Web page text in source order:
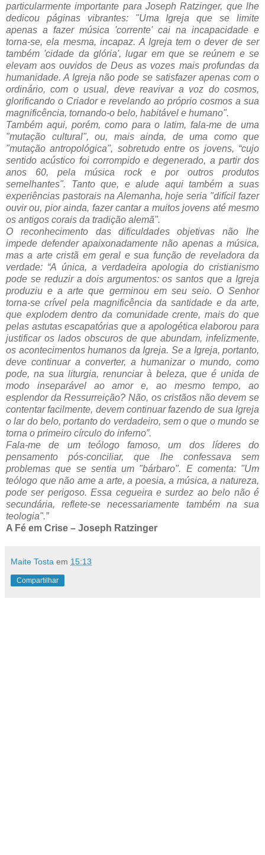
particularmente importante para Joseph Ratzinger, que lhe
dedicou páginas vibrantes: "Uma Igreja que se limite
apenas a fazer música 'corrente' cai na incapacidade e
torna-se, ela mesma, incapaz. A Igreja tem o dever de ser
também 'cidade da glória', lugar em que se reúnem e se
elevam aos ouvidos de Deus as vozes mais profundas da
humanidade. A Igreja não pode se satisfazer apenas com o
ordinário, com o usual, deve reavivar a voz do cosmos,
glorificando o Criador e revelando ao próprio cosmos a sua
magnificência, tornando-o belo, habitável e humano".
Também aqui, porém, como para o latim, fala-me de uma
"mutação cultural", ou, mais ainda, de uma como que
"mutação antropológica", sobretudo entre os jovens, “cujo
sentido acústico foi corrompido e degenerado, a partir dos
anos 60, pela música rock e por outros produtos
semelhantes". Tanto que, e alude aqui também a suas
experiências pastorais na Alemanha, hoje seria "difícil fazer
ouvir ou, pior ainda, fazer cantar a muitos jovens até mesmo
os antigos corais da tradição alemã".
O reconhecimento das dificuldades objetivas não lhe
impede defender apaixonadamente não apenas a música,
mas a arte cristã em geral e sua função de reveladora da
verdade: “A única, a verdadeira apologia do cristianismo
pode se reduzir a dois argumentos: os santos que a Igreja
produziu e a arte que germinou em seu seio. O Senhor
torna-se crível pela magnificência da santidade e da arte,
que explodem dentro da comunidade crente, mais do que
pelas astutas escapatórias que a apologética elaborou para
justificar os lados obscuros de que abundam, infelizmente,
os acontecimentos humanos da Igreja. Se a Igreja, portanto,
deve continuar a converter, a humanizar o mundo, como
pode, na sua liturgia, renunciar à beleza, que é unida de
modo inseparável ao amor e, ao mesmo tempo, ao
esplendor da Ressurreição? Não, os cristãos não devem se
contentar facilmente, devem continuar fazendo de sua Igreja
o lar do belo, portanto do verdadeiro, sem o que o mundo se
torna o primeiro círculo do inferno”.
Fala-me de um teólogo famoso, um dos líderes do
pensamento pós-conciliar, que lhe confessava sem
problemas que se sentia um "bárbaro". E comenta: "Um
teólogo que não ame a arte, a poesia, a música, a natureza,
pode ser perigoso. Essa cegueira e surdez ao belo não é
secundária, reflete-se necessariamente também na sua
teologia".”
A Fé em Crise – Joseph Ratzinger
Maite Tosta em 15:13
Compartilhar